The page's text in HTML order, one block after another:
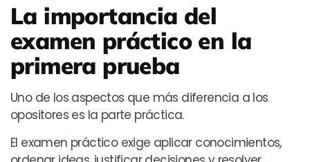
La importancia del
examen práctico en la
primera prueba
Uno de los aspectos que más diferencia a los
opositores es la parte práctica.
El examen práctico exige aplicar conocimientos,